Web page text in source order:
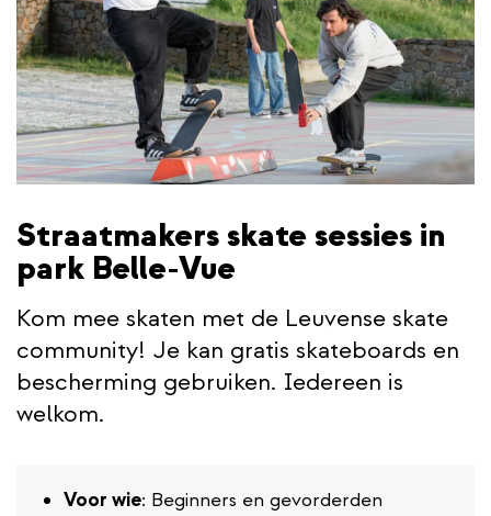
Straatmakers skate sessies in
park Belle-Vue
Kom mee skaten met de Leuvense skate
community! Je kan gratis skateboards en
bescherming gebruiken. Iedereen is
welkom.
Voor wie: Beginners en gevorderden